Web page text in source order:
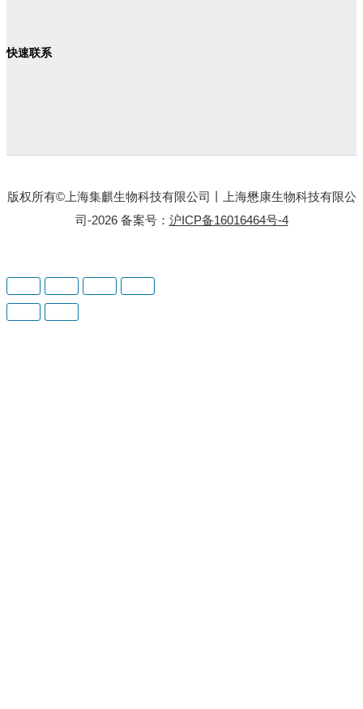
快速联系
版权所有©上海集麒生物科技有限公司丨上海懋康生物科技有限公
司-2026 备案号： 沪ICP备16016464号-4